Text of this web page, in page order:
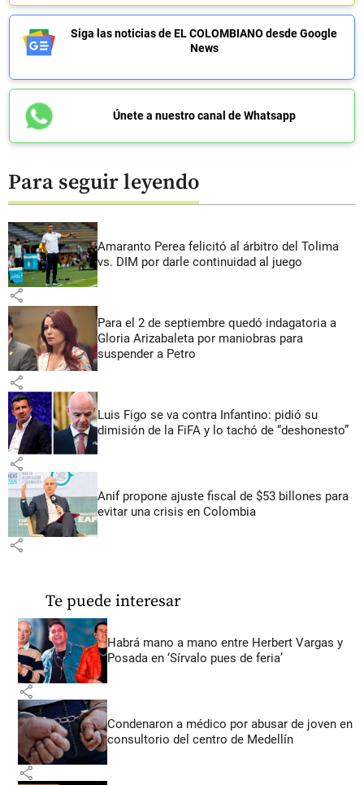
Siga las noticias de EL COLOMBIANO desde Google
News
Únete a nuestro canal de Whatsapp
Para seguir leyendo
Amaranto Perea felicitó al árbitro del Tolima
vs. DIM por darle continuidad al juego
share
Para el 2 de septiembre quedó indagatoria a
Gloria Arizabaleta por maniobras para
suspender a Petro
share
Luis Figo se va contra Infantino: pidió su
dimisión de la FiFA y lo tachó de “deshonesto”
share
Anif propone ajuste fiscal de $53 billones para
evitar una crisis en Colombia
share
Te puede interesar
Habrá mano a mano entre Herbert Vargas y
Posada en ‘Sírvalo pues de feria’
share
Condenaron a médico por abusar de joven en
consultorio del centro de Medellín
share